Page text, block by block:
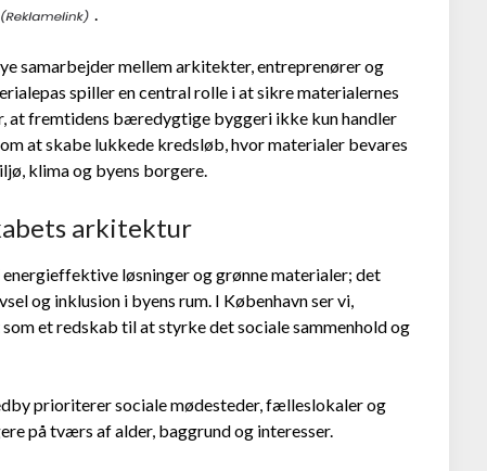
.
samarbejder mellem arkitekter, entreprenører og
spiller en central rolle i at sikre materialernes
at fremtidens bæredygtige byggeri ikke kun handler
at skabe lukkede kredsløb, hvor materialer bevares
klima og byens borgere.
arkitektur
løsninger og grønne materialer; det
og inklusion i byens rum. I København ser vi,
et redskab til at styrke det sociale sammenhold og
prioriterer sociale mødesteder, fælleslokaler og
på tværs af alder, baggrund og interesser.